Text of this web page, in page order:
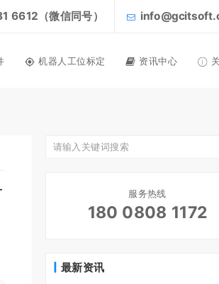
6612（微信同号）
机器人工位标定 资讯中心
服务热线
180 0808 1172
最新资讯